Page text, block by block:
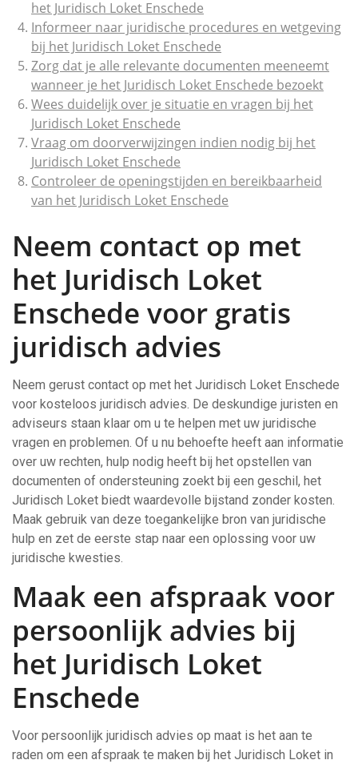
het Juridisch Loket Enschede
Informeer naar juridische procedures en wetgeving
bij het Juridisch Loket Enschede
Zorg dat je alle relevante documenten meeneemt
wanneer je het Juridisch Loket Enschede bezoekt
Wees duidelijk over je situatie en vragen bij het
Juridisch Loket Enschede
Vraag om doorverwijzingen indien nodig bij het
Juridisch Loket Enschede
Controleer de openingstijden en bereikbaarheid
van het Juridisch Loket Enschede
Neem contact op met
het Juridisch Loket
Enschede voor gratis
juridisch advies
Neem gerust contact op met het Juridisch Loket Enschede
voor kosteloos juridisch advies. De deskundige juristen en
adviseurs staan klaar om u te helpen met uw juridische
vragen en problemen. Of u nu behoefte heeft aan informatie
over uw rechten, hulp nodig heeft bij het opstellen van
documenten of ondersteuning zoekt bij een geschil, het
Juridisch Loket biedt waardevolle bijstand zonder kosten.
Maak gebruik van deze toegankelijke bron van juridische
hulp en zet de eerste stap naar een oplossing voor uw
juridische kwesties.
Maak een afspraak voor
persoonlijk advies bij
het Juridisch Loket
Enschede
Voor persoonlijk juridisch advies op maat is het aan te
raden om een afspraak te maken bij het Juridisch Loket in